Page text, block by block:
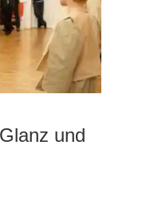
und